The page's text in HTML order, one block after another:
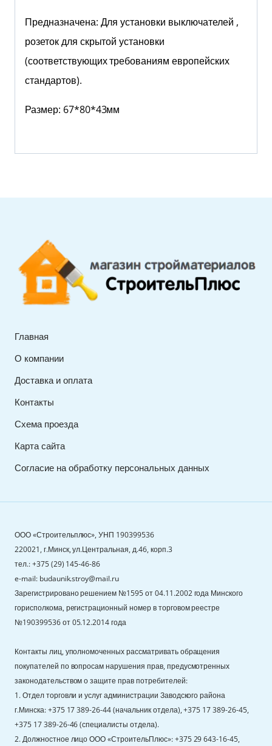
Предназначена: Для установки выключателей ,
розеток для скрытой установки
(соответствующих требованиям европейских
стандартов).
Размер: 67*80*43мм
Главная
О компании
Доставка и оплата
Контакты
Схема проезда
Карта сайта
Согласие на обработку персональных данных
ООО «Строительплюс», УНП 190399536
220021, г.Минск, ул.Центральная, д.46, корп.3
тел.: +375 (29) 145-46-86
e-mail: budaunik.stroy@mail.ru
Зарегистрировано решением №1595 от 04.11.2002 года Минского
горисполкома, регистрационный номер в торговом реестре
№190399536 от 05.12.2014 года
Контакты лиц, уполномоченных рассматривать обращения
покупателей по вопросам нарушения прав, предусмотренных
законодательством о защите прав потребителей:
1. Отдел торговли и услуг администрации Заводского района
г.Минска: +375 17 389-26-44 (начальник отдела), +375 17 389-26-45,
+375 17 389-26-46 (специалисты отдела).
2. Должностное лицо ООО «СтроительПлюс»: +375 29 643-16-45,